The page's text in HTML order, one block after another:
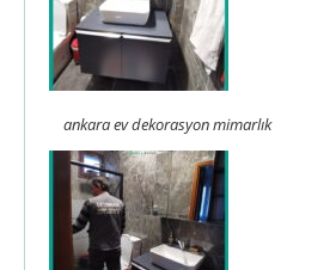
ankara ev dekorasyon mimarlık